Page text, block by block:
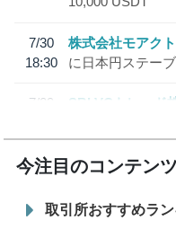
7/30
18:30
株式会社モアクト
に日本円ステー
7/29
SBI VCトレード
今注目のコンテンツ
取引所おすすめラ